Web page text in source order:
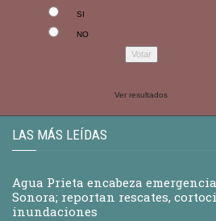
SI
NO
Ver resultados
LAS MÁS LEÍDAS
Agua Prieta encabeza
Sonora; reportan rescates,
inundaciones